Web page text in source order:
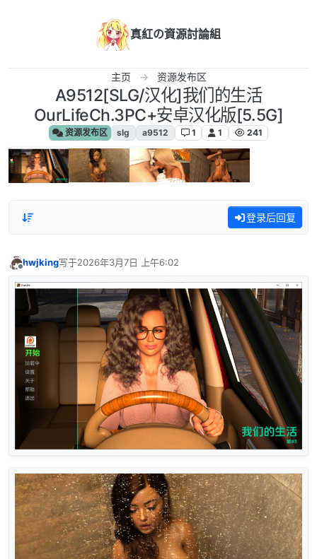
真紅の資源討論組
主页 资源发布区
A9512[SLG/汉化]我们的生活
OurLifeCh.3PC+安卓汉化版[5.5G]
资源发布区 slg a9512 1 1 241
登录后回复
hwjking写于2026年3月7日 上午6:02
最后由 编辑